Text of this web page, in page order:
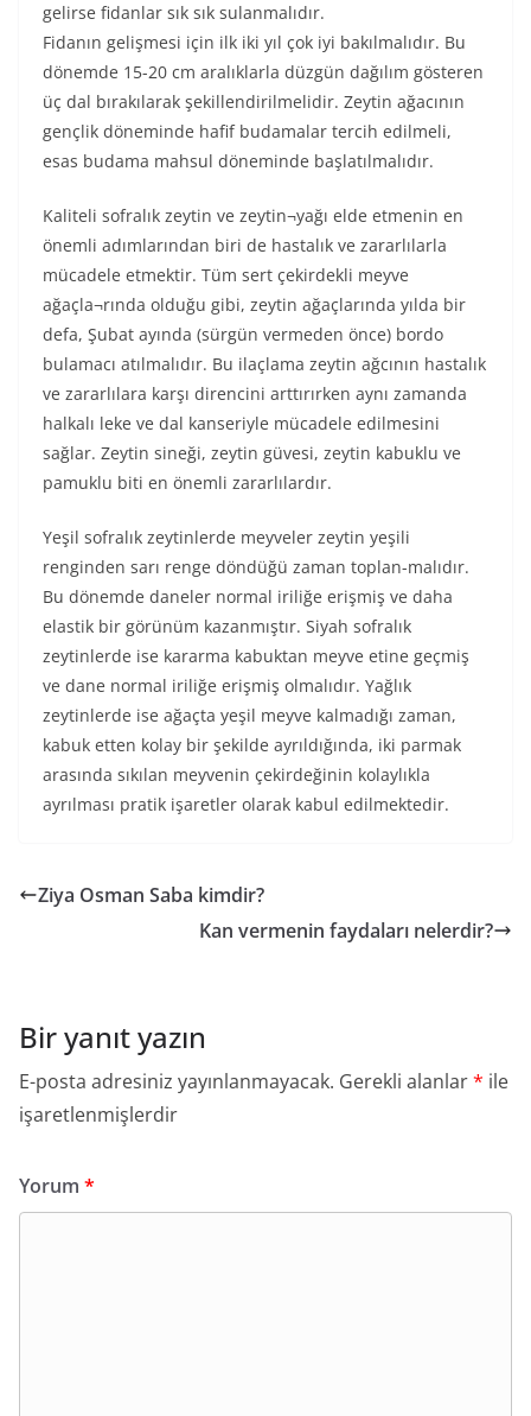
gelirse fidanlar sık sık sulanmalıdır.
Fidanın gelişmesi için ilk iki yıl çok iyi bakılmalıdır. Bu
dönemde 15-20 cm aralıklarla düzgün dağılım gösteren
üç dal bırakılarak şekillendirilmelidir. Zeytin ağacının
gençlik döneminde hafif budamalar tercih edilmeli,
esas budama mahsul döneminde başlatılmalıdır.
Kaliteli sofralık zeytin ve zeytin¬yağı elde etmenin en
önemli adımlarından biri de hastalık ve zararlılarla
mücadele etmektir. Tüm sert çekirdekli meyve
ağaçla¬rında olduğu gibi, zeytin ağaçlarında yılda bir
defa, Şubat ayında (sürgün vermeden önce) bordo
bulamacı atılmalıdır. Bu ilaçlama zeytin ağcının hastalık
ve zararlılara karşı direncini arttırırken aynı zamanda
halkalı leke ve dal kanseriyle mücadele edilmesini
sağlar. Zeytin sineği, zeytin güvesi, zeytin kabuklu ve
pamuklu biti en önemli zararlılardır.
Yeşil sofralık zeytinlerde meyveler zeytin yeşili
renginden sarı renge döndüğü zaman toplan-malıdır.
Bu dönemde daneler normal iriliğe erişmiş ve daha
elastik bir görünüm kazanmıştır. Siyah sofralık
zeytinlerde ise kararma kabuktan meyve etine geçmiş
ve dane normal iriliğe erişmiş olmalıdır. Yağlık
zeytinlerde ise ağaçta yeşil meyve kalmadığı zaman,
kabuk etten kolay bir şekilde ayrıldığında, iki parmak
arasında sıkılan meyvenin çekirdeğinin kolaylıkla
ayrılması pratik işaretler olarak kabul edilmektedir.
Ziya Osman Saba kimdir?
Kan vermenin faydaları nelerdir?
Bir yanıt yazın
E-posta adresiniz yayınlanmayacak. Gerekli alanlar* ile
işaretlenmişlerdir
Yorum *